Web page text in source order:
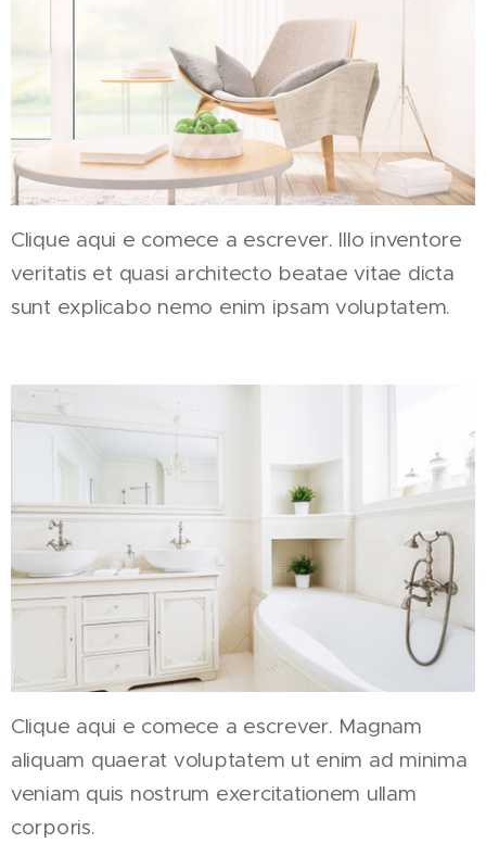
Clique aqui e comece a escrever. Illo inventore
veritatis et quasi architecto beatae vitae dicta
sunt explicabo nemo enim ipsam voluptatem.
Clique aqui e comece a escrever. Magnam
aliquam quaerat voluptatem ut enim ad minima
veniam quis nostrum exercitationem ullam
corporis.